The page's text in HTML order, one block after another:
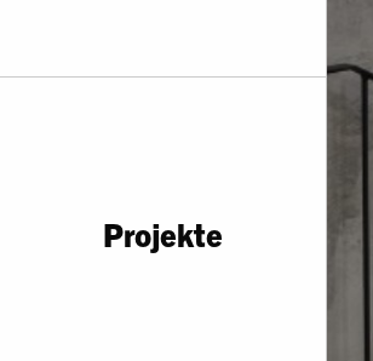
Projekte